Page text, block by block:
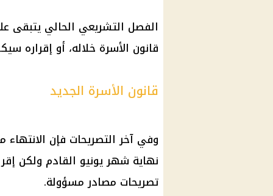
الفصل التشريعي الحالي
قانون الأسرة خلاله، أو إقراره
قانون الأسرة الجديد
وفي آخر التصريحات فإن
نهاية شهر يونيو القادم ولكن
تصريحات مصادر مسؤولة.